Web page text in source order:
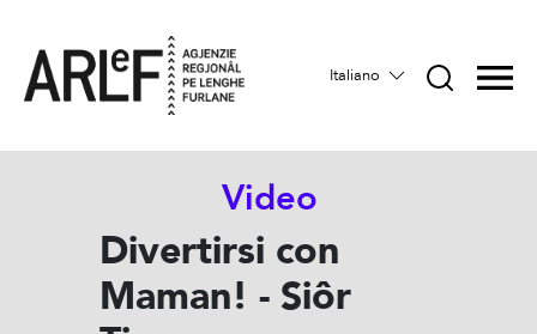
Italiano
Video
Divertirsi con
Maman! - Siôr